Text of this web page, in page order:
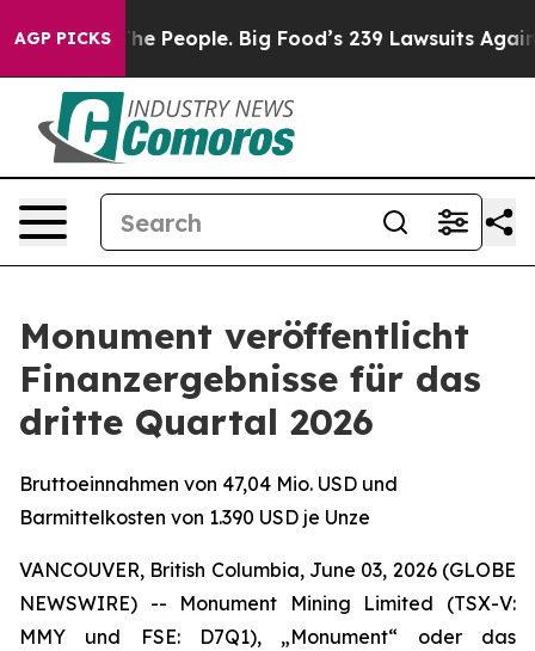
AGP PICKSBig Food’s 239 Lawsuits Against Life-Saving
Monument veröffentlicht
Finanzergebnisse für das
dritte Quartal 2026
Bruttoeinnahmen von 47,04 Mio. USD und
Barmittelkosten von 1.390 USD je Unze
VANCOUVER, British Columbia, June 03, 2026 (GLOBE
NEWSWIRE) -- Monument Mining Limited (TSX-V:
MMY und FSE: D7Q1), „Monument“ oder das